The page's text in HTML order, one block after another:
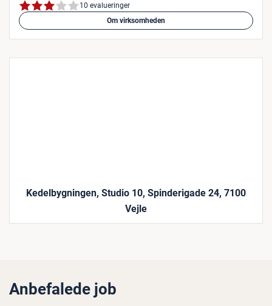
10 evalueringer
Om virksomheden
Kedelbygningen, Studio 10, Spinderigade 24, 7100
Vejle
Anbefalede job